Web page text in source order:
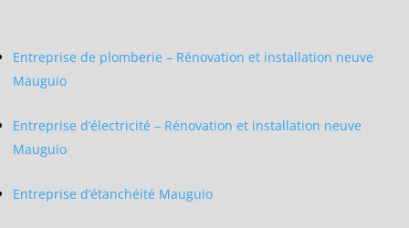
Entreprise de plomberie – Rénovation et installation neuve
Mauguio
Entreprise d’électricité – Rénovation et installation neuve
Mauguio
Entreprise d’étanchéité Mauguio